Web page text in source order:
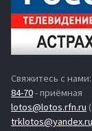
Свяжитесь с нами:
84-70- приёмная
lotos@lotos.rfn.ru
trklotos@yandex.ru